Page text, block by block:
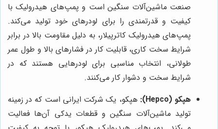
صنعت ماشین‌آلات سنگین است و پمپ‌های هیدرولیک با
کیفیت و قدرتمندی را برای لودرهای خود تولید می‌کند.
پمپ‌های هیدرولیک کاترپیلار، به دلیل مقاومت بالا در برابر
شرایط سخت کاری، قابلیت کار در فشارهای بالا و طول عمر
طولانی، انتخاب مناسبی برای لودرهایی هستند که در
شرایط سخت و دشوار کار می‌کنند.
هپکو (Hepco):
هپکو، یک شرکت ایرانی است که در زمینه
تولید ماشین‌آلات سنگین و قطعات یدکی آن‌ها فعالیت